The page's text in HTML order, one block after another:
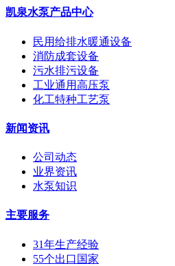
凯泉水泵产品中心
民用给排水暖通设备
消防成套设备
污水排污设备
工业通用高压泵
化工特种工艺泵
新闻资讯
公司动态
业界资讯
水泵知识
主要服务
31年生产经验
55个出口国家